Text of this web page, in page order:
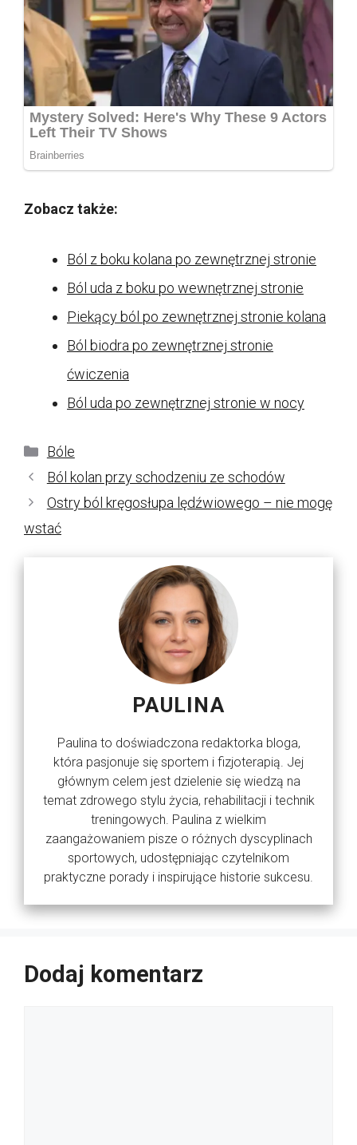
Zobacz także:
Ból z boku kolana po zewnętrznej stronie
Ból uda z boku po wewnętrznej stronie
Piekący ból po zewnętrznej stronie kolana
Ból biodra po zewnętrznej stronie
ćwiczenia
Ból uda po zewnętrznej stronie w nocy
Kategorie
Bóle
Ból kolan przy schodzeniu ze schodów
Ostry ból kręgosłupa lędźwiowego – nie mogę
wstać
PAULINA
Paulina to doświadczona redaktorka bloga,
która pasjonuje się sportem i fizjoterapią. Jej
głównym celem jest dzielenie się wiedzą na
temat zdrowego stylu życia, rehabilitacji i technik
treningowych. Paulina z wielkim
zaangażowaniem pisze o różnych dyscyplinach
sportowych, udostępniając czytelnikom
praktyczne porady i inspirujące historie sukcesu.
Dodaj komentarz